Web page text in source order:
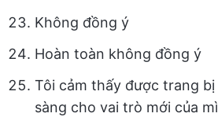
Không đồng ý
Hoàn toàn không đồng ý
Tôi cảm thấy được trang bị
sàng cho vai trò mới của